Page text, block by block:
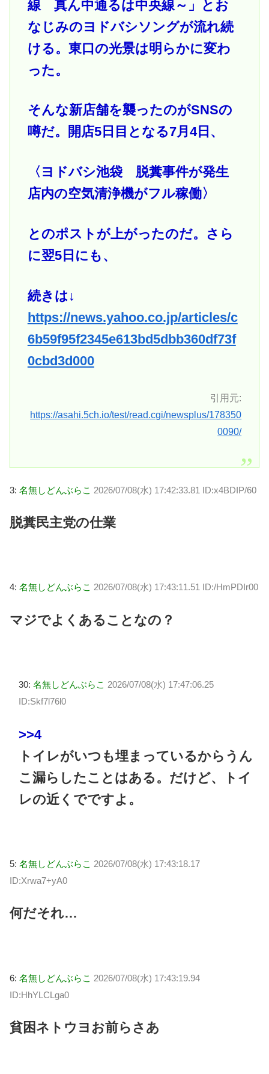
線 真ん中通るは中央線～」とお
なじみのヨドバシソングが流れ続
ける。東口の光景は明らかに変わ
った。
そんな新店舗を襲ったのがSNSの
噂だ。開店5日目となる7月4日、
〈ヨドバシ池袋 脱糞事件が発生
店内の空気清浄機がフル稼働〉
とのポストが上がったのだ。さら
に翌5日にも、
続きは↓
https://news.yahoo.co.jp/articles/c
6b59f95f2345e613bd5dbb360df73f
0cbd3d000
引用元:
https://asahi.5ch.io/test/read.cgi/newsplus/178350
0090/
3: 名無しどんぶらこ 2026/07/08(水) 17:42:33.81 ID:x4BDIP/60
脱糞民主党の仕業
4: 名無しどんぶらこ 2026/07/08(水) 17:43:11.51 ID:/HmPDIr00
マジでよくあることなの？
30: 名無しどんぶらこ 2026/07/08(水) 17:47:06.25
ID:Skf7l76l0
>>4
トイレがいつも埋まっているからうん
こ漏らしたことはある。だけど、トイ
レの近くでですよ。
5: 名無しどんぶらこ 2026/07/08(水) 17:43:18.17
ID:Xrwa7+yA0
何だそれ…
6: 名無しどんぶらこ 2026/07/08(水) 17:43:19.94
ID:HhYLCLga0
貧困ネトウヨお前らさあ